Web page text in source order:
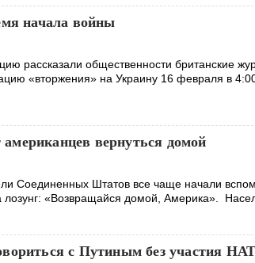
начала войны
рассказали общественности британские
«вторжения» на Украину 16 февраля в 4:00
вернуться домой
Соединенных Штатов все чаще начали
лозунг: «Возвращайся домой, Америка».
с Путиным без участия